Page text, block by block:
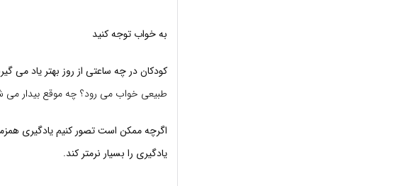
به خواب توجه کنید
کودکان در چه ساعتی از روز بهتر یاد می
طبیعی خواب می رود؟ چه موقع بیدار می
اگرچه ممکن است تصور کنیم یادگیری
یادگیری را بسیار نرمتر کند.